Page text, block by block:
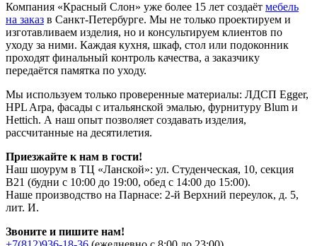
Компания «Красный Слон» уже более 15 лет создаёт мебель
на заказ в Санкт-Петербурге. Мы не только проектируем и
изготавливаем изделия, но и консультируем клиентов по
уходу за ними. Каждая кухня, шкаф, стол или подоконник
проходят финальный контроль качества, а заказчику
передаётся памятка по уходу.
Мы используем только проверенные материалы: ЛДСП Egger,
HPL Arpa, фасады с итальянской эмалью, фурнитуру Blum и
Hettich. А наш опыт позволяет создавать изделия,
рассчитанные на десятилетия.
Приезжайте к нам в гости!
Наш шоурум в ТЦ «Ланской»: ул. Студенческая, 10, секция
В21 (будни с 10:00 до 19:00, обед с 14:00 до 15:00).
Наше производство на Парнасе: 2-й Верхний переулок, д. 5,
лит. И.
Звоните и пишите нам!